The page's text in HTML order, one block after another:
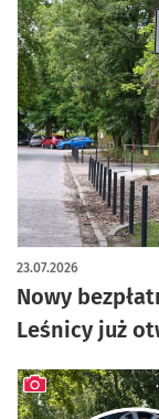
Nowy
Leśnicy już
23.07.2026
artykuł z galerią